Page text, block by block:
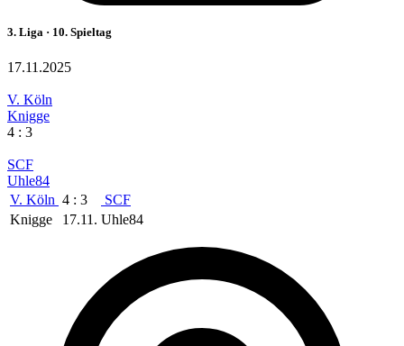
3. Liga · 10. Spieltag
17.11.2025
V. Köln
Knigge
4 : 3
SCF
Uhle84
V. Köln 4 : 3
SCF
Knigge
17.11. Uhle84